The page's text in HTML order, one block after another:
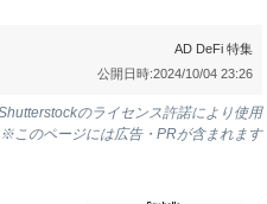
AD DeFi 特集
公開日時:2024/10/04 23:26
のライセンス許諾により使用
※このページには広告・PRが含まれます